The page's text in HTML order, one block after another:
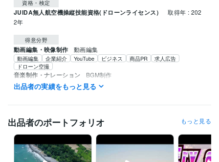
資格・検定
JUIDA無人航空機操縦技能資格(ドローンライセンス）
取得年 : 202
2年
得意分野
動画編集・映像制作 動画編集
動画編集 企業紹介 YouTube ビジネス 商品PR
求人広告
ドローン空撮
音楽制作・ナレーション BGM制作
YouTube TikTok ミュージックビデオ
オリジナルBGM
出品者の実績をもっと見る
出品者のポートフォリオ もっと見る